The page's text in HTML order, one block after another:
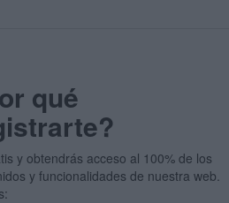
qué
y obtendrás acceso al 100% de los
y funcionalidades de nuestra web.